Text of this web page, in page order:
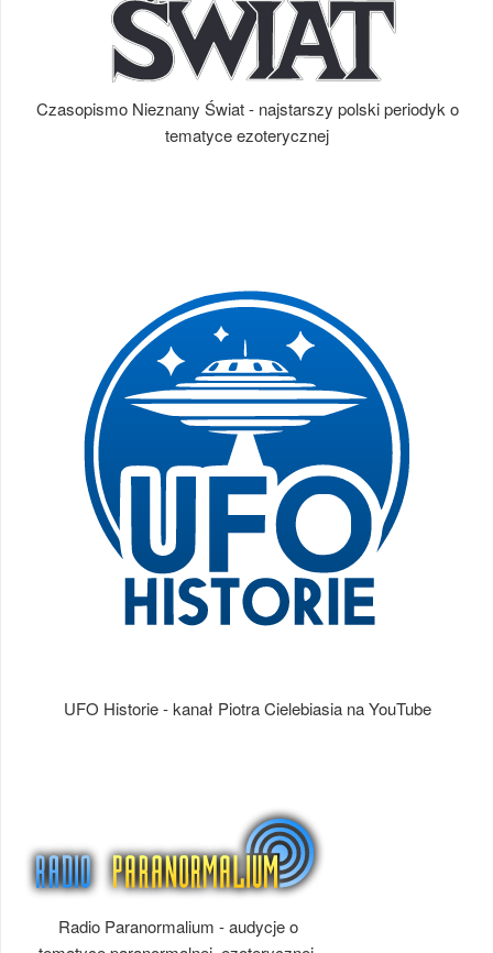
Czasopismo Nieznany Świat - najstarszy polski periodyk o
tematyce ezoterycznej
UFO Historie - kanał Piotra Cielebiasia na YouTube
Radio Paranormalium - audycje o